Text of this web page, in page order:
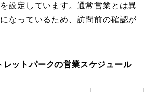
を設定しています。通常営業とは異
なっているため、訪問前の確認が
レットパークの営業スケジュール